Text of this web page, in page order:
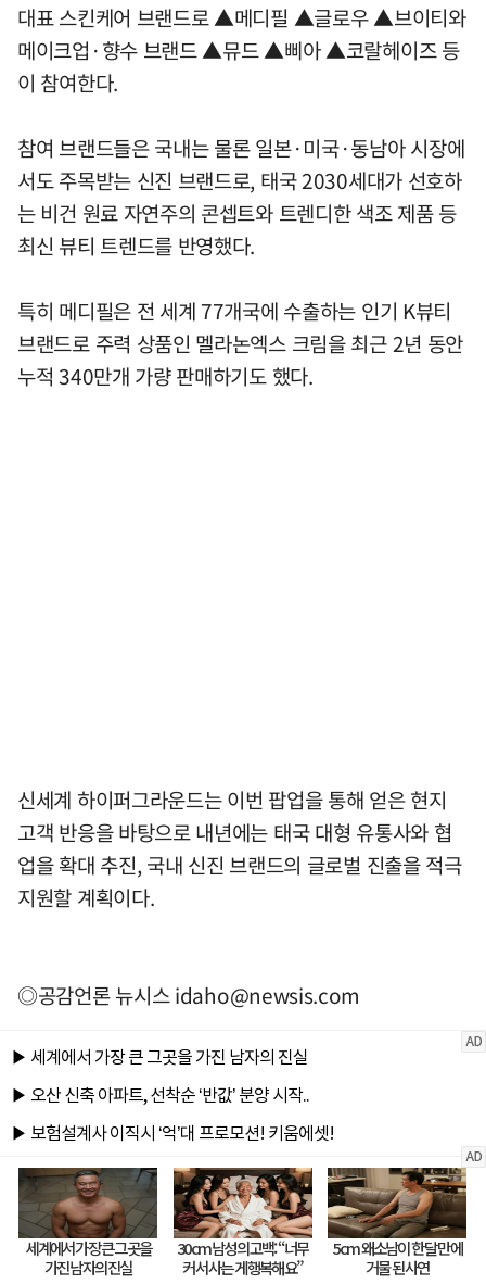
대표 스킨케어 브랜드로 ▲메디필 ▲글로우 ▲브이티와
메이크업·향수 브랜드 ▲뮤드 ▲삐아 ▲코랄헤이즈 등
이 참여한다.
참여 브랜드들은 국내는 물론 일본·미국·동남아 시장에
서도 주목받는 신진 브랜드로, 태국 2030세대가 선호하
는 비건 원료 자연주의 콘셉트와 트렌디한 색조 제품 등
최신 뷰티 트렌드를 반영했다.
특히 메디필은 전 세계 77개국에 수출하는 인기 K뷰티
브랜드로 주력 상품인 멜라논엑스 크림을 최근 2년 동안
누적 340만개 가량 판매하기도 했다.
신세계 하이퍼그라운드는 이번 팝업을 통해 얻은 현지
고객 반응을 바탕으로 내년에는 태국 대형 유통사와 협
업을 확대 추진, 국내 신진 브랜드의 글로벌 진출을 적극
지원할 계획이다.
◎공감언론 뉴시스idaho@newsis.com